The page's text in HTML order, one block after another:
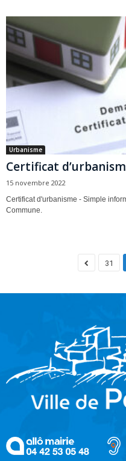
Urbanisme
Certificat
15 novembre 2022
Certificat d'urbanisme - Simple
Commune.
31